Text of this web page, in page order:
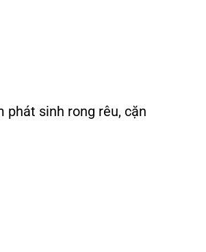
phát sinh rong rêu, cặn